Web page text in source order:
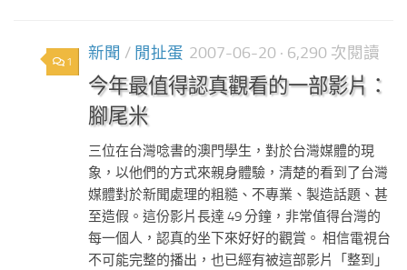
1 新聞 / 閒扯蛋 2007-06-20 · 6,290 次閱讀
今年最值得認真觀看的一部影片：
腳尾米
三位在台灣唸書的澳門學生，對於台灣媒體的現
象，以他們的方式來親身體驗，清楚的看到了台灣
媒體對於新聞處理的粗糙、不專業、製造話題、甚
至造假。這份影片長達 49 分鐘，非常值得台灣的
每一個人，認真的坐下來好好的觀賞。 相信電視台
不可能完整的播出，也已經有被這部影片「整到」